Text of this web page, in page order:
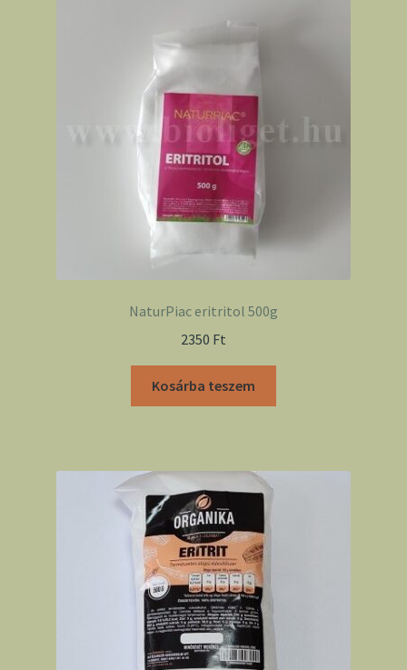
NaturPiac eritritol 500g
2350 Ft
Kosárba teszem